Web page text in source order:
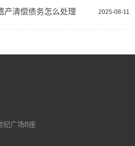
2025-08-11
产清偿债务怎么处理
纪广场B座